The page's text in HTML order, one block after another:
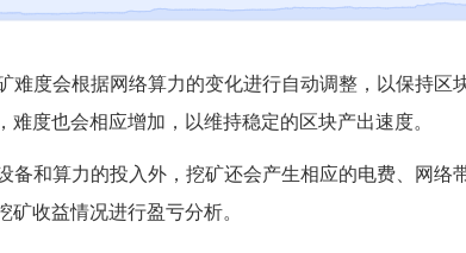
难度会根据网络算力的变化进行自动调整，以保持区
度也会相应增加，以维持稳定的区块产出速度。
备和算力的投入外，挖矿还会产生相应的电费、网络
收益情况进行盈亏分析。